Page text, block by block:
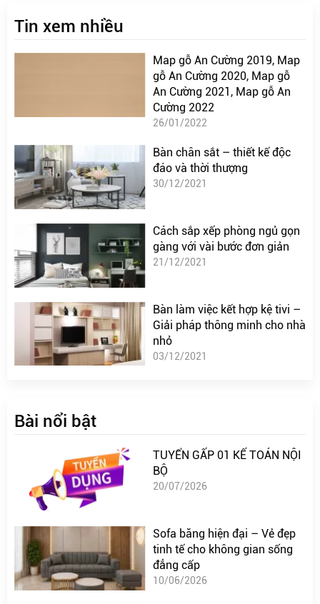
Tin xem nhiều
Map gỗ An Cường 2019, Map
gỗ An Cường 2020, Map gỗ
An Cường 2021, Map gỗ An
Cường 2022
26/01/2022
Bàn chân sắt – thiết kế độc
đáo và thời thượng
30/12/2021
Cách sắp xếp phòng ngủ gọn
gàng với vài bước đơn giản
21/12/2021
Bàn làm việc kết hợp kệ tivi –
Giải pháp thông minh cho nhà
nhỏ
03/12/2021
Bài nổi bật
TUYỂN GẤP 01 KẾ TOÁN NỘI
BỘ
20/07/2026
Sofa băng hiện đại – Vẻ đẹp
tinh tế cho không gian sống
đẳng cấp
10/06/2026